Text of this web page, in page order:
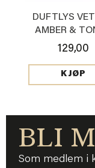
DUFTLYS
AMBER &
129,00
KJØP
BLI
Som medlem i